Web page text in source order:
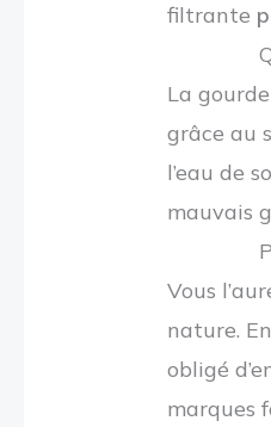
filtrante
La
grâce au
l’eau de
mauvais
Vous
nature.
obligé
marques